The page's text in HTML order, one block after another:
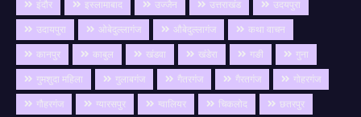
इंदौर
इस्लामाबाद उज्जैन उत्तराखंड
उदयपुरा
उदायपुरा
ओबेदुल्लागंज औबेदुल्लागंज
कथा वाचन
कानपुर
काबुल खंडवा खंडेरा गङी
गुना
गुमशुदा महिला
गुलाबगंज गैतरगंज गैरतगंज
गोहरगंज
गौहरगंज
ग्यारसपुर ग्वालियर चिकलोद
छतरपुर